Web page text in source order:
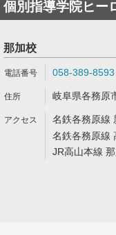
個別指導学院ヒー
那加校
058-389-8593
岐阜県各務原
名鉄各務原線
名鉄各務原線
JR高山本線